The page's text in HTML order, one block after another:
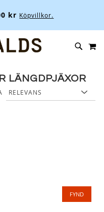
kr Köpvillkor.
SKIP
LÄNGDPJÄXOR
FYND